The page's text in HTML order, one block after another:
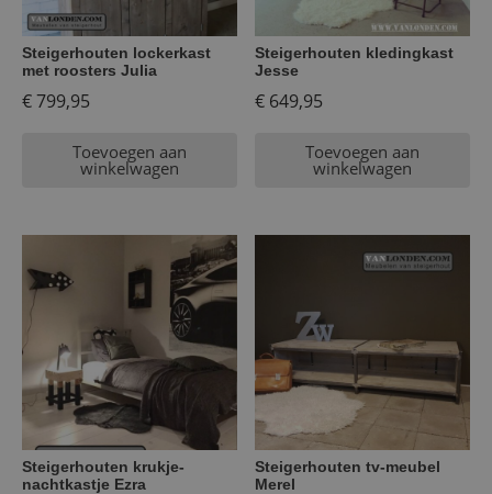
Steigerhouten lockerkast
met roosters Julia
€799,95
Toevoegen aan
winkelwagen
Steigerhouten kledingkast
Jesse
€ 649,95
Toevoegen aan
winkelwagen
Steigerhouten krukje-
nachtkastje Ezra
Steigerhouten tv-meubel
Merel